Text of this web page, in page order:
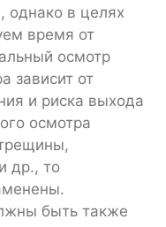
однако в целях
время от
осмотр
зависит от
и риска выхода
осмотра
др., то
быть также